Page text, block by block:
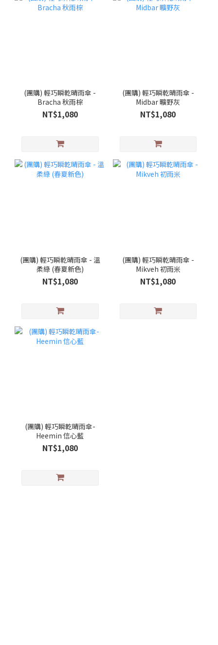
(團購) 輕巧瞬乾晴雨傘 -
Bracha 秋雨棕
NT$1,080
(團購) 輕巧瞬乾晴雨傘 -
Midbar 曠野灰
NT$1,080
(團購) 輕巧瞬乾晴雨傘 - 溫
柔綠 (春夏新色)
NT$1,080
(團購) 輕巧瞬乾晴雨傘 -
Mikveh 初雨米
NT$1,080
(團購) 輕巧瞬乾晴雨傘-
Heemin 信心藍
NT$1,080